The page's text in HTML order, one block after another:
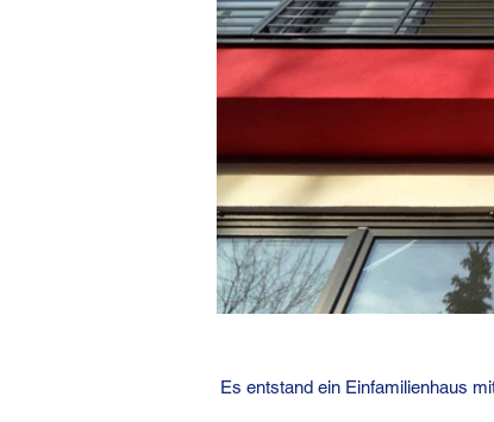
Es entstand ein Einfamilienhaus